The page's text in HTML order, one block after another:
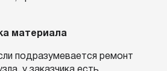
материала
подразумевается ремонт